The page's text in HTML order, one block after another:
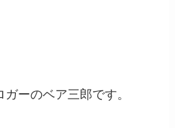
ーのベア三郎です。